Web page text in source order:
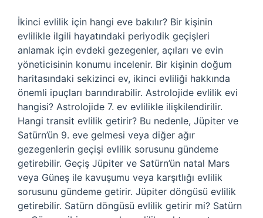
İkinci evlilik için hangi eve bakılır? Bir kişinin
evlilikle ilgili hayatındaki periyodik geçişleri
anlamak için evdeki gezegenler, açıları ve evin
yöneticisinin konumu incelenir. Bir kişinin doğum
haritasındaki sekizinci ev, ikinci evliliği hakkında
önemli ipuçları barındırabilir. Astrolojide evlilik evi
hangisi? Astrolojide 7. ev evlilikle ilişkilendirilir.
Hangi transit evlilik getirir? Bu nedenle, Jüpiter ve
Satürn’ün 9. eve gelmesi veya diğer ağır
gezegenlerin geçişi evlilik sorusunu gündeme
getirebilir. Geçiş Jüpiter ve Satürn’ün natal Mars
veya Güneş ile kavuşumu veya karşıtlığı evlilik
sorusunu gündeme getirir. Jüpiter döngüsü evlilik
getirebilir. Satürn döngüsü evlilik getirir mi? Satürn